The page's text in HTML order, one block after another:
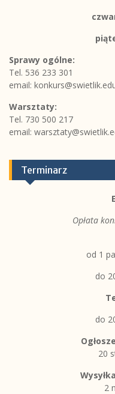
Sprawy ogólne:
Tel. 536 233 301
email:
Warsztaty:
Tel. 730 500 217
email:
Terminarz
Opłata
od 1
do
do
20
2